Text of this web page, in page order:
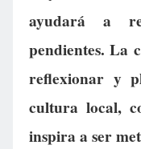
ayudará a
pendientes. La
reflexionar y
cultura local,
inspira a ser